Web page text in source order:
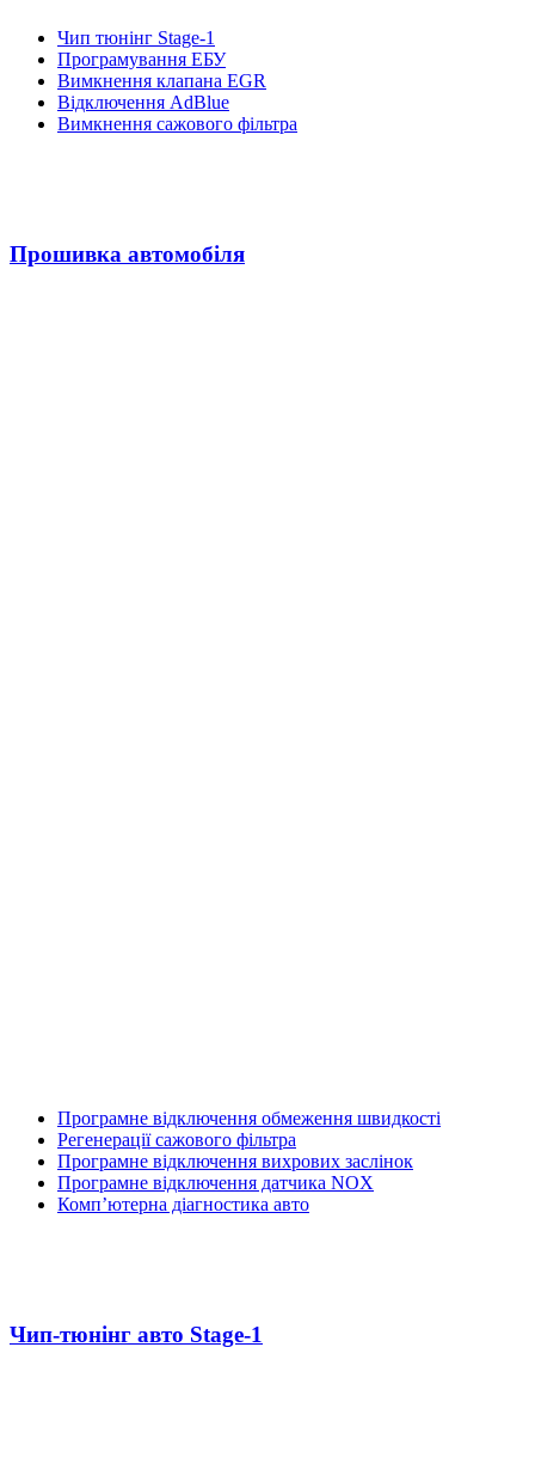
Чип тюнінг Stage-1
Програмування ЕБУ
Вимкнення клапана EGR
Відключення AdBlue
Вимкнення сажового фільтра
Прошивка автомобіля
Програмне відключення обмеження швидкості
Регенерації сажового фільтра
Програмне відключення вихрових заслінок
Програмне відключення датчика NOX
Комп’ютерна діагностика авто
Чип-тюнінг авто Stage-1